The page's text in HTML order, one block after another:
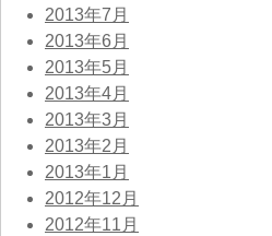
2013年7月
2013年6月
2013年5月
2013年4月
2013年3月
2013年2月
2013年1月
2012年12月
2012年11月